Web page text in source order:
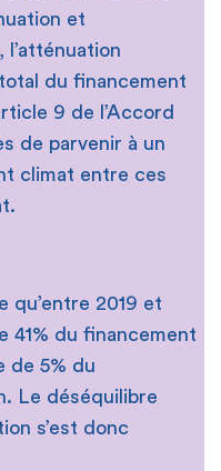
et
l’atténuation
du financement
9 de l’Accord
de parvenir à un
climat entre ces
qu’entre 2019 et
41% du financement
de 5% du
Le déséquilibre
s’est donc